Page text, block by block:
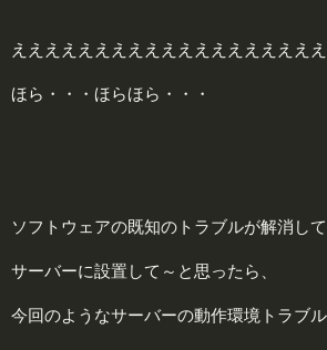
えええええええええええええええええええ
ほら・・・ほらほら・・・
ソフトウェアの既知のトラブルが解消し
サーバーに設置して～と思ったら、
今回のようなサーバーの動作環境トラブル